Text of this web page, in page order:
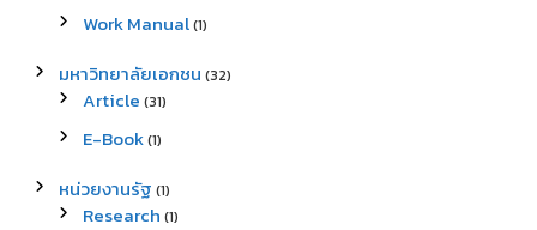
Work Manual(1)
มหาวิทยาลัยเอกชน (32)
Article (31)
E-Book(1)
หน่วยงานรัฐ (1)
Research (1)